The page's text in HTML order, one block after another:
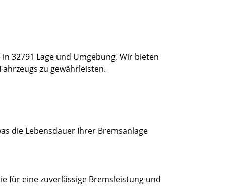
32791 Lage und Umgebung. Wir bieten
zu gewährleisten.
die Lebensdauer Ihrer Bremsanlage
für eine zuverlässige Bremsleistung und